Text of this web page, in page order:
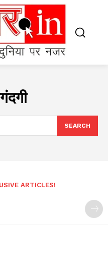
गंदगी
SEARCH
ARTICLES!